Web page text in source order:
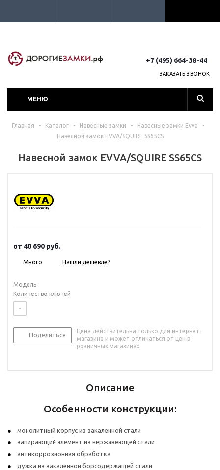
+7 (495) 664-38-44
ЗАКАЗАТЬ ЗВОНОК
МЕНЮ
Главная - Каталог - Навесные замки - Навесные замки Evva
-
Навесной замок EVVA/SQUIRE SS65CS
Навесной замок EVVA/SQUIRE SS65CS
от 40 690 руб.
Много Нашли дешевле?
Модель
Количество ключей
-
Поделиться
Цена действительна только для интернет-
магазина и может отличаться от цен в
розничных магазинах
Описание
Особенности конструкции:
монолитный корпус из закаленной стали
запирающий элемент из нержавеющей стали
антикоррозионная обработка
дужка из закаленной борсодержащей стали